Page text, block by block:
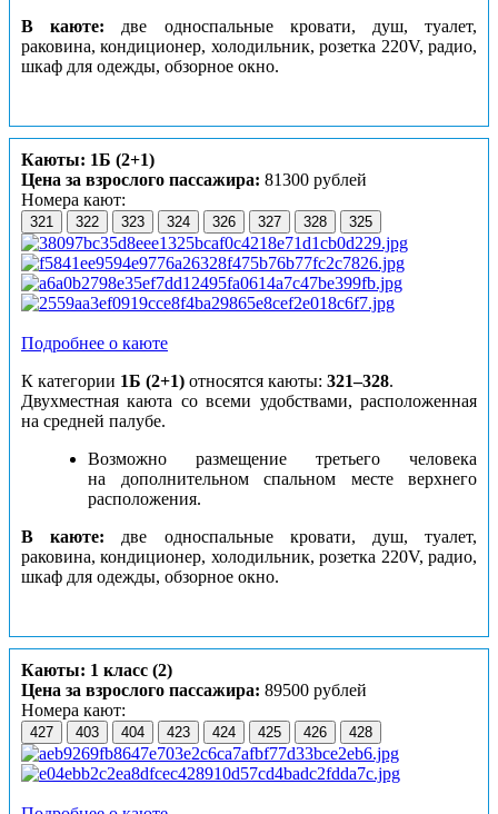
В каюте: две односпальные кровати, душ, туалет,
раковина, кондиционер, холодильник, розетка 220V, радио,
шкаф для одежды, обзорное окно.
Каюты: 1Б (2+1)
Цена за взрослого пассажира: 81300 рублей
Номера кают:
321 322 323 324 326 327 328 325
Подробнее о каюте
К категории 1Б (2+1) относятся каюты: 321–328.
Двухместная каюта со всеми удобствами, расположенная
на средней палубе.
Возможно размещение третьего человека
на дополнительном спальном месте верхнего
расположения.
В каюте: две односпальные кровати, душ, туалет,
раковина, кондиционер, холодильник, розетка 220V, радио,
шкаф для одежды, обзорное окно.
Каюты: 1 класс (2)
Цена за взрослого пассажира: 89500 рублей
Номера кают:
427 403 404 423 424 425 426 428